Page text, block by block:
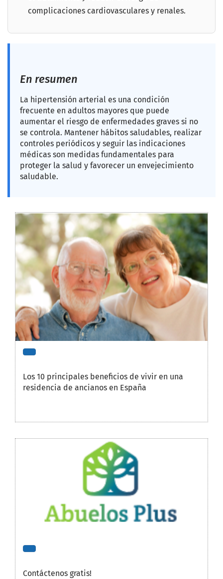
complicaciones cardiovasculares y renales.
En resumen
La hipertensión arterial es una condición
frecuente en adultos mayores que puede
aumentar el riesgo de enfermedades graves si no
se controla. Mantener hábitos saludables, realizar
controles periódicos y seguir las indicaciones
médicas son medidas fundamentales para
proteger la salud y favorecer un envejecimiento
saludable.
Los 10 principales beneficios de vivir en una
residencia de ancianos en España
Contáctenos gratis!